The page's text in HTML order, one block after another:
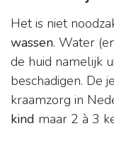
Het is niet
wassen. Water
de huid namelijk
beschadigen. De
kraamzorg in
kind maar 2 à 3